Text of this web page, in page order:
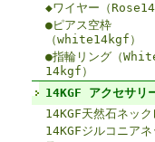
◆ワイヤー（
●ピアス空枠
（white14kgf）
●指輪リング（
14kgf）
14KGF アクセサリ
14KGF天然石ネック
14KGFジルコニアネ